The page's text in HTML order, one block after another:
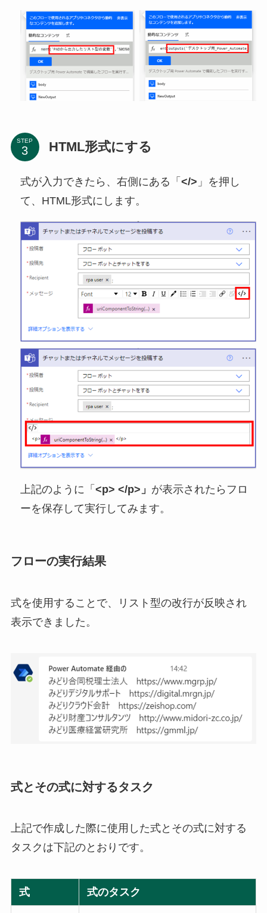
STEP HTML形式にする
式が入力できたら、右側にある「 </> 」を押し
て、HTML形式にします。
上記のように「 <p> </p>」 が表示されたらフロ
ーを保存して実行してみます。
フローの実行結果
式を使用することで、リスト型の改行が反映され
表示できました。
式とその式に対するタスク
上記で作成した際に使用した式とその式に対する
タスクは下記のとおりです。
式 式のタスク